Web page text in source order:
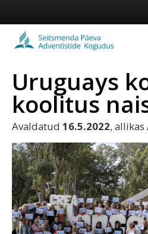
Koduleht
Vaata veel
Uruguays
koolitus
Avaldatud 16.5.2022, allikas